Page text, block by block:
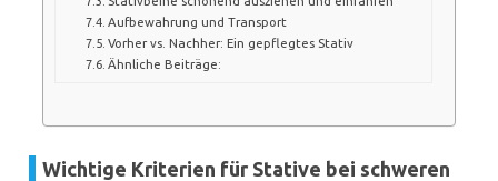
Aufbewahrung und Transport
Vorher vs. Nachher: Ein gepflegtes Stativ
Ähnliche Beiträge:
Wichtige Kriterien für Stative bei schweren